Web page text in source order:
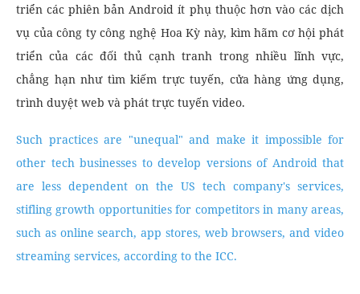
triển các phiên bản Android ít phụ thuộc hơn vào các dịch
vụ của công ty công nghệ Hoa Kỳ này, kìm hãm cơ hội phát
triển của các đối thủ cạnh tranh trong nhiều lĩnh vực,
chẳng hạn như tìm kiếm trực tuyến, cửa hàng ứng dụng,
trình duyệt web và phát trực tuyến video.
Such practices are "unequal" and make it impossible for
other tech businesses to develop versions of Android that
are less dependent on the US tech company's services,
stifling growth opportunities for competitors in many areas,
such as online search, app stores, web browsers, and video
streaming services, according to the ICC.